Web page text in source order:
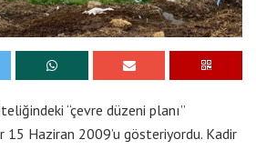
“çevre düzeni planı”
15 Haziran 2009’u gösteriyordu. Kadir